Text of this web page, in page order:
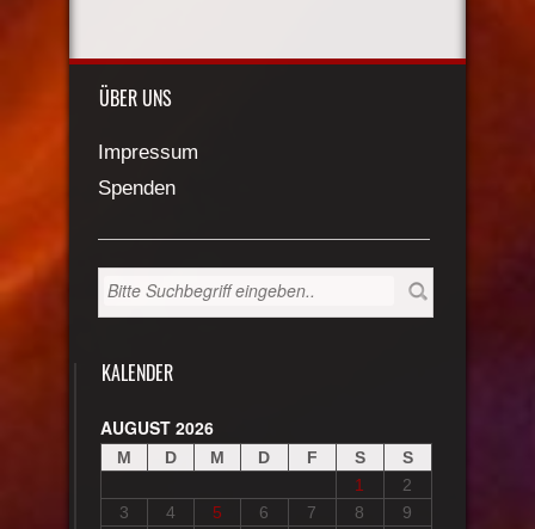
ÜBER UNS
Impressum
Spenden
KALENDER
AUGUST 2026
M D M D F S
S
1
2
3
4 5 6 7 8
9